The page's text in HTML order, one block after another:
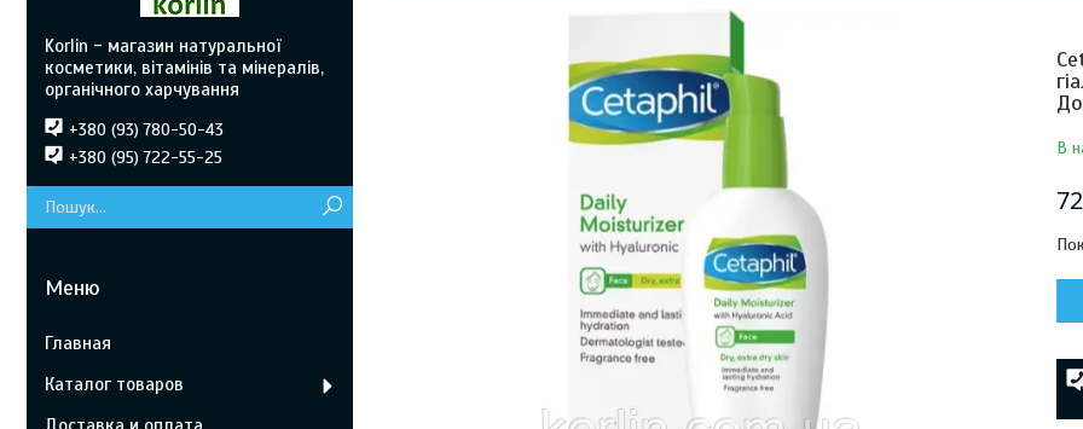
В
Korlin - магазин натуральної
косметики, вітамінів та мінералів,
органічного харчування
+380 (93) 780-50-43
+380 (95) 722-55-25
Главная
Каталог товаров